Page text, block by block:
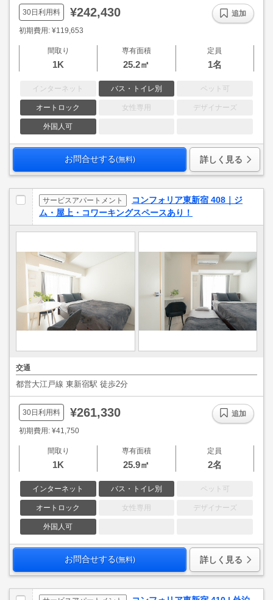
30日利用料 ¥242,430
初期費用: ¥119,653
間取り
1K
専有面積
25.2㎡
定員
1名
インターネット バス・トイレ別 ペット可
オートロック 女性専用 デザイナーズ
外国人可
追加
お問合せする(無料) 詳しく見る
サービスアパートメント
コンフォリア東新宿 408｜ジ
ム・屋上・コワーキングスペースあり！
交通
都営大江戸線 東新宿駅 徒歩2分
30日利用料 ¥261,330
初期費用: ¥41,750
間取り
1K
専有面積
25.9㎡
定員
2名
インターネット バス・トイレ別 ペット可
オートロック 女性専用 デザイナーズ
外国人可
追加
お問合せする(無料) 詳しく見る